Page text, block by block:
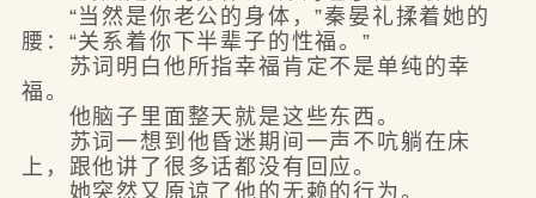
“当然是你老公的身体，”秦晏礼揉着她的
腰：“关系着你下半辈子的性福。”
苏词明白他所指幸福肯定不是单纯的幸
福。
他脑子里面整天就是这些东西。
苏词一想到他昏迷期间一声不吭躺在床
上，跟他讲了很多话都没有回应。
她突然又原谅了他的无赖的行为。